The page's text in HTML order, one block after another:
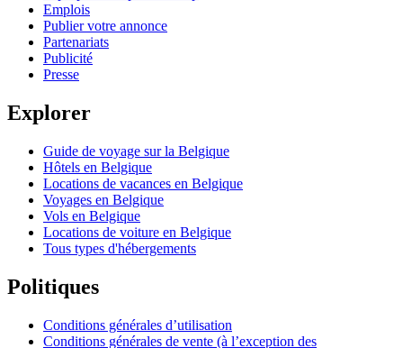
Emplois
Publier votre annonce
Partenariats
Publicité
Presse
Explorer
Guide de voyage sur la Belgique
Hôtels en Belgique
Locations de vacances en Belgique
Voyages en Belgique
Vols en Belgique
Locations de voiture en Belgique
Tous types d'hébergements
Politiques
Conditions générales d’utilisation
Conditions générales de vente (à l’exception des